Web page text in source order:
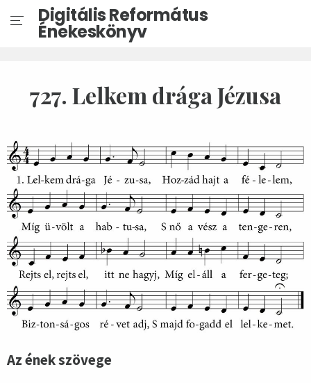
Digitális Református
Énekeskönyv
727. Lelkem drága Jézusa
Az ének szövege